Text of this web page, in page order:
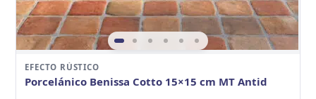
EFECTO RÚSTICO
Porcelánico Benissa Cotto 15×15 cm MT Antid